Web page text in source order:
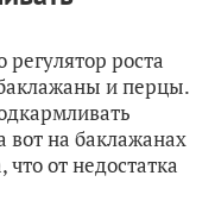
роста
и перцы.
на баклажанах
от недостатка